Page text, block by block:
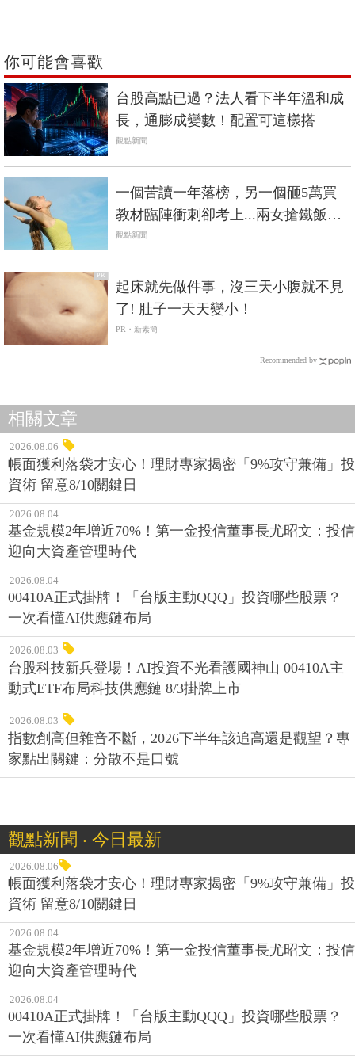
你可能會喜歡
台股高點已過？法人看下半年溫和成
長，通膨成變數！配置可這樣搭
觀點新聞
一個苦讀一年落榜，另一個砸5萬買
教材臨陣衝刺卻考上...兩女搶鐵飯碗
卻不同命的啟示
觀點新聞
PR
起床就先做件事，沒三天小腹就不見
了! 肚子一天天變小！
PR・新素簡
Recommended by
相關文章
2026.08.06
帳面獲利落袋才安心！理財專家揭密「9%攻守兼備」投
資術 留意8/10關鍵日
2026.08.04
基金規模2年增近70%！第一金投信董事長尤昭文：投信
迎向大資產管理時代
2026.08.04
00410A正式掛牌！「台版主動QQQ」投資哪些股票？
一次看懂AI供應鏈布局
2026.08.03
台股科技新兵登場！AI投資不光看護國神山 00410A主
動式ETF布局科技供應鏈 8/3掛牌上市
2026.08.03
指數創高但雜音不斷，2026下半年該追高還是觀望？專
家點出關鍵：分散不是口號
觀點新聞 ‧ 今日最新
2026.08.06
帳面獲利落袋才安心！理財專家揭密「9%攻守兼備」投
資術 留意8/10關鍵日
2026.08.04
基金規模2年增近70%！第一金投信董事長尤昭文：投信
迎向大資產管理時代
2026.08.04
00410A正式掛牌！「台版主動QQQ」投資哪些股票？
一次看懂AI供應鏈布局